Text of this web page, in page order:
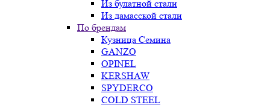
Из булатной стали
Из дамасской стали
По брендам
Кузница Семина
GANZO
OPINEL
KERSHAW
SPYDERCO
COLD STEEL